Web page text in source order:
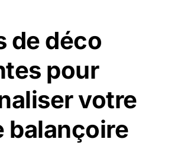
de déco
pour
votre
balançoire